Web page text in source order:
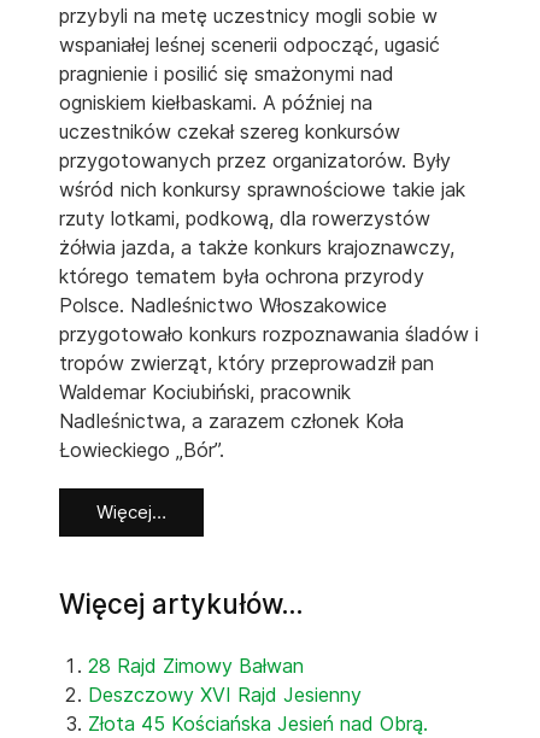
przybyli na metę uczestnicy mogli sobie w
wspaniałej leśnej scenerii odpocząć, ugasić
pragnienie i posilić się smażonymi nad
ogniskiem kiełbaskami. A później na
uczestników czekał szereg konkursów
przygotowanych przez organizatorów. Były
wśród nich konkursy sprawnościowe takie jak
rzuty lotkami, podkową, dla rowerzystów
żółwia jazda, a także konkurs krajoznawczy,
którego tematem była ochrona przyrody
Polsce. Nadleśnictwo Włoszakowice
przygotowało konkurs rozpoznawania śladów i
tropów zwierząt, który przeprowadził pan
Waldemar Kociubiński, pracownik
Nadleśnictwa, a zarazem członek Koła
Łowieckiego „Bór”.
Więcej…
Więcej artykułów…
28 Rajd Zimowy Bałwan
Deszczowy XVI Rajd Jesienny
Złota 45 Kościańska Jesień nad Obrą.